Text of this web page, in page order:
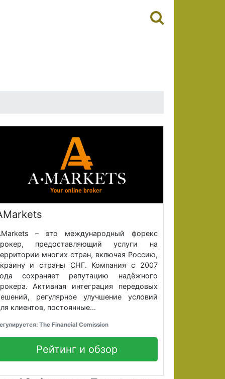
– это международный форекс
предоставляющий услуги на
многих стран, включая Россию,
и страны СНГ. Компания c 2007
сохраняет репутацию надёжного
Активная интеграция передовых
регулярное улучшение условий
клиентов, постоянные...
The Financial Comission
Рейтинг и обзор